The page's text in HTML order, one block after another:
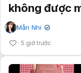
không được
Mẫn Nhi ✔
5 giờ trước